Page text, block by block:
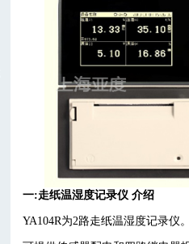
一:走纸温湿度记录仪介绍
YA104R为2路走纸温湿度记录仪